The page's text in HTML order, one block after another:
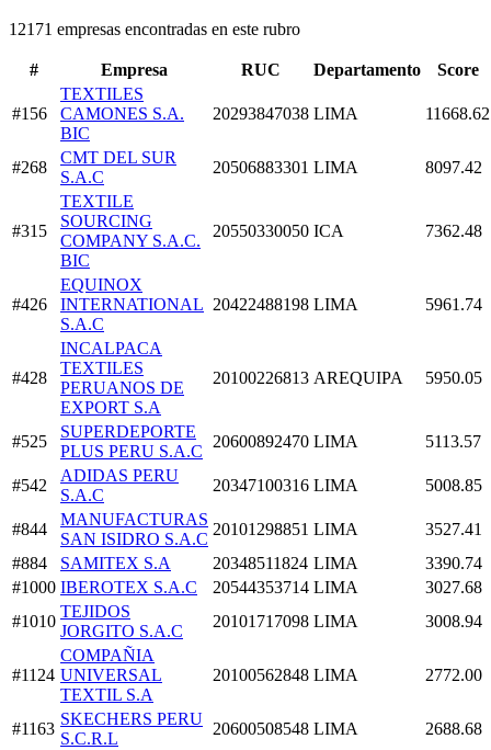
12171 empresas encontradas en este rubro
# Empresa RUC Departamento Score
#156
TEXTILES
CAMONES S.A.
BIC
20293847038 LIMA 11668.62
#268
CMT DEL SUR
S.A.C
20506883301 LIMA 8097.42
#315
TEXTILE
SOURCING
COMPANY S.A.C.
BIC
20550330050 ICA 7362.48
#426
EQUINOX
INTERNATIONAL
S.A.C
20422488198 LIMA 5961.74
#428
INCALPACA
TEXTILES
PERUANOS DE
EXPORT S.A
20100226813 AREQUIPA 5950.05
#525
SUPERDEPORTE
PLUS PERU S.A.C
20600892470 LIMA 5113.57
#542
ADIDAS PERU
S.A.C
20347100316 LIMA 5008.85
#844
MANUFACTURAS
SAN ISIDRO S.A.C
20101298851 LIMA
3527.41
#884
SAMITEX S.A 20348511824 LIMA
3390.74
#1000 IBEROTEX S.A.C 20544353714 LIMA
3027.68
#1010
TEJIDOS
JORGITO S.A.C
20101717098 LIMA 3008.94
#1124
COMPAÑIA
UNIVERSAL
TEXTIL S.A
20100562848 LIMA 2772.00
#1163
SKECHERS PERU
S.C.R.L
20600508548 LIMA 2688.68